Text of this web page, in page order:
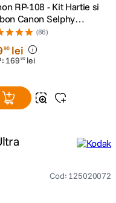
RP-108 - Kit Hartie si
Canon Selphy
CP1200, CP1300,
(86)
90 lei
169 90 lei
Cod: 125020072